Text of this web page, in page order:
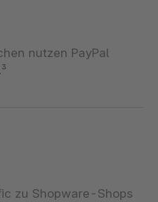
nutzen PayPal
zu Shopware-Shops